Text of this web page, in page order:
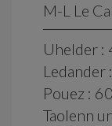
M-L Le
Uhelder :
Ledander
Pouez :
Taolenn